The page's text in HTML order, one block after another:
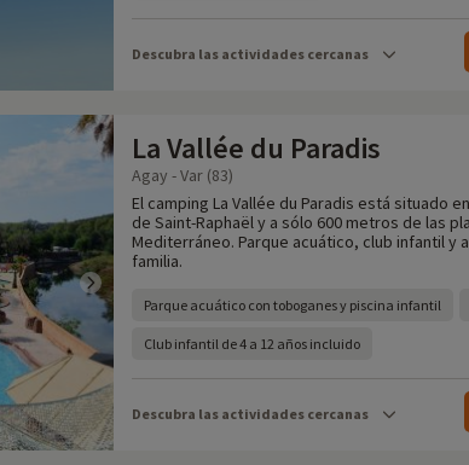
Descubra las actividades cercanas
La Vallée du Paradis
Agay - Var (83)
El camping La Vallée du Paradis está situado
de Saint-Raphaël y a sólo 600 metros de las
Mediterráneo. Parque acuático, club infantil y
familia.
Parque acuático con toboganes y piscina infantil
Club infantil de 4 a 12 años incluido
Descubra las actividades cercanas